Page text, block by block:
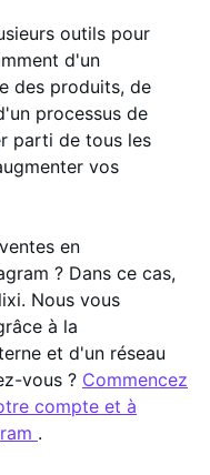
outils pour
d'un
des produits, de
processus de
parti de tous les
vos
en
? Dans ce cas,
Nous vous
à la
et d'un réseau
vous ? Commencez
compte et à
.